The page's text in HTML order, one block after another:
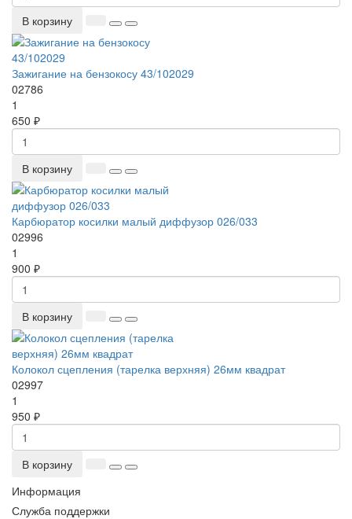
В корзину
Зажигание на бензокосу 43/102029
02786
1
650 ₽
В корзину
Карбюратор косилки малый диффузор 026/033
02996
1
900 ₽
В корзину
Колокол сцепления (тарелка верхняя) 26мм квадрат
02997
1
950 ₽
В корзину
Информация
Служба поддержки